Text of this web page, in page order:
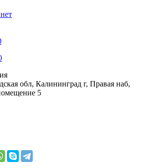
обл, Калининград г, Правая наб,
5